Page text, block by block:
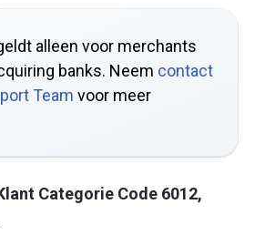
alleen voor merchants
banks. Neem contact
Team voor meer
Categorie Code 6012,